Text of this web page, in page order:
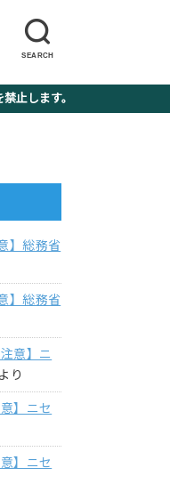
SEARCH
止します。
】総務省
】総務省
意】ニ
より
】ニセ
】ニセ